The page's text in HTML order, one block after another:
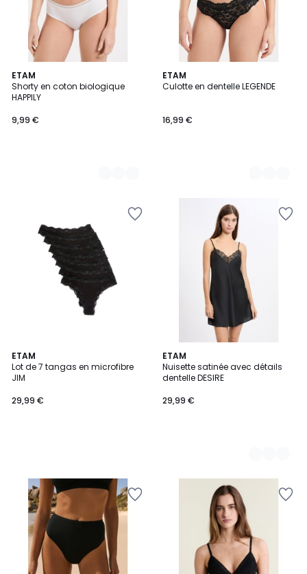
ETAM
Shorty en coton biologique
HAPPILY
9,99 €
5
Couleurs
ETAM
Culotte en dentelle LEGENDE
16,99 €
6
Couleurs
ETAM
Lot de 7 tangas en microfibre
JIM
29,99 €
ETAM
Nuisette satinée avec détails
dentelle DESIRE
29,99 €
5
Couleurs